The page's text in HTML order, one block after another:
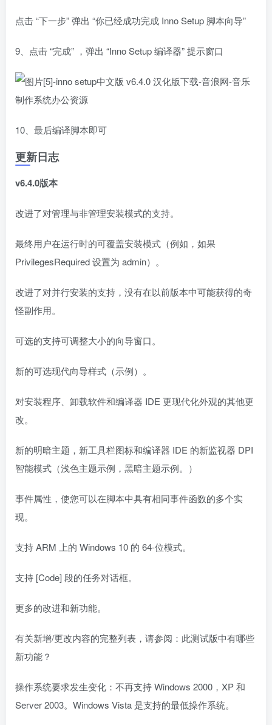
点击 “下一步” 弹出 “你已经成功完成 Inno Setup 脚本向导”
9、点击 “完成” ，弹出 “Inno Setup 编译器” 提示窗口
10、最后编译脚本即可
更新日志
v6.4.0版本
改进了对管理与非管理安装模式的支持。
最终用户在运行时的可覆盖安装模式（例如，如果
PrivilegesRequired 设置为 admin）。
改进了对并行安装的支持，没有在以前版本中可能获得的奇
怪副作用。
可选的支持可调整大小的向导窗口。
新的可选现代向导样式（示例）。
对安装程序、卸载软件和编译器 IDE 更现代化外观的其他更
改。
新的明暗主题，新工具栏图标和编译器 IDE 的新监视器 DPI
智能模式（浅色主题示例，黑暗主题示例。）
事件属性，使您可以在脚本中具有相同事件函数的多个实
现。
支持 ARM 上的 Windows 10 的 64-位模式。
支持 [Code] 段的任务对话框。
更多的改进和新功能。
有关新增/更改内容的完整列表，请参阅：此测试版中有哪些
新功能？
操作系统要求发生变化：不再支持 Windows 2000，XP 和
Server 2003。Windows Vista 是支持的最低操作系统。